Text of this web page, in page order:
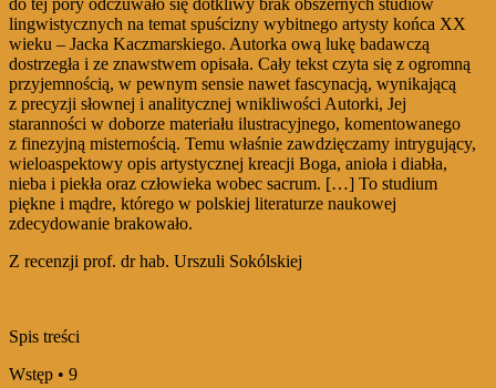
do tej pory odczuwało się dotkliwy brak obszernych studiów
lingwistycznych na temat spuścizny wybitnego artysty końca XX
wieku – Jacka Kaczmarskiego. Autorka ową lukę badawczą
dostrzegła i ze znawstwem opisała. Cały tekst czyta się z ogromną
przyjemnością, w pewnym sensie nawet fascynacją, wynikającą
z precyzji słownej i analitycznej wnikliwości Autorki, Jej
staranności w doborze materiału ilustracyjnego, komentowanego
z finezyjną misternością. Temu właśnie zawdzięczamy intrygujący,
wieloaspektowy opis artystycznej kreacji Boga, anioła i diabła,
nieba i piekła oraz człowieka wobec sacrum. […] To studium
piękne i mądre, którego w polskiej literaturze naukowej
zdecydowanie brakowało.
Z recenzji prof. dr hab. Urszuli Sokólskiej
Spis treści
Wstęp • 9